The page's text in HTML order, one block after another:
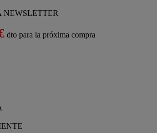
NEWSLETTER
dto para la próxima compra